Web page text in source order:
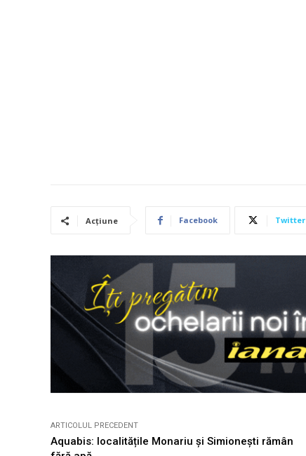
Acțiune Facebook Twitter
ARTICOLUL PRECEDENT
Aquabis: localitățile Monariu și Simionești rămân